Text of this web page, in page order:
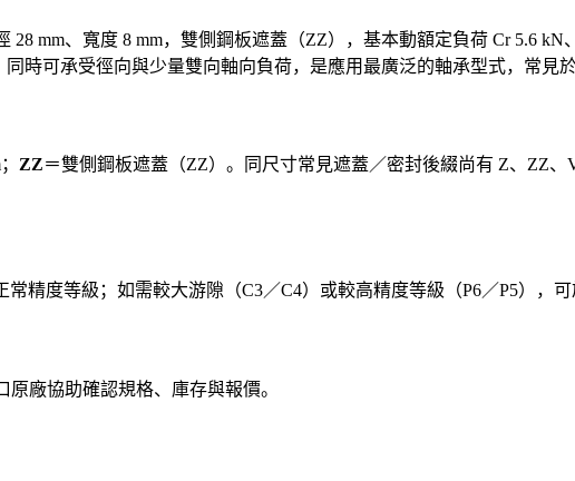
28 mm、寬度 8 mm，雙側鋼板遮蓋（ZZ），基本動額定負荷 Cr 5.6
時可承受徑向與少量雙向軸向負荷，是應用最廣泛的軸承型式，常見
ZZ＝雙側鋼板遮蓋（ZZ）。同尺寸常見遮蓋／密封後綴尚有 Z、ZZ
精度等級；如需較大游隙（C3／C4）或較高精度等級（P6／P5），
廠協助確認規格、庫存與報價。